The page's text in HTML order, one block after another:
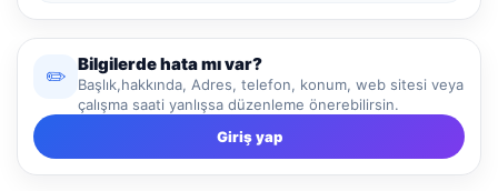
✏️
Bilgilerde hata mı var?
Başlık,hakkında, Adres, telefon, konum, web sitesi veya
çalışma saati yanlışsa düzenleme önerebilirsin.
Giriş yap